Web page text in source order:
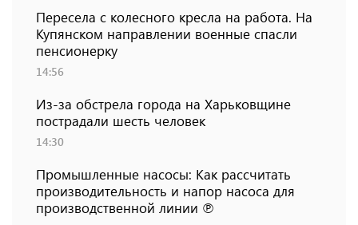
Пересела с колесного кресла на работа. На
Купянском направлении военные спасли
пенсионерку
14:56
Из-за обстрела города на Харьковщине
пострадали шесть человек
14:30
Промышленные насосы: Как рассчитать
производительность и напор насоса для
производственной линии ℗